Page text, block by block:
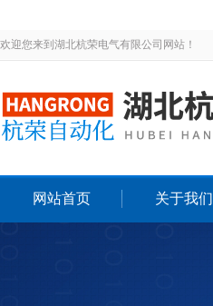
欢迎您来到湖北杭荣电气有限公司网站！
网站首页 关于我们